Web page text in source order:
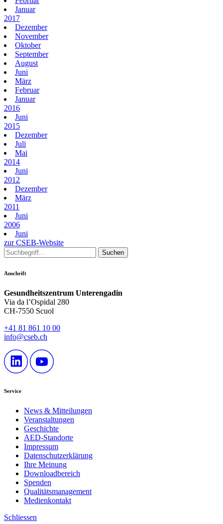
Januar
2017
Dezember
November
Oktober
September
August
Juni
März
Februar
Januar
2016
Juni
2015
Dezember
Juli
Mai
2014
Juni
2012
Dezember
März
2011
Juni
2006
Juni
zur CSEB-Website
Anschrift
Gesundheitszentrum Unterengadin
Via da l’Ospidal 280
CH-7550 Scuol
+41 81 861 10 00
info@cseb.ch
Service
News & Mitteilungen
Veranstaltungen
Geschichte
AED-Standorte
Impressum
Datenschutzerklärung
Ihre Meinung
Downloadbereich
Spenden
Qualitätsmanagement
Medienkontakt
Schliessen